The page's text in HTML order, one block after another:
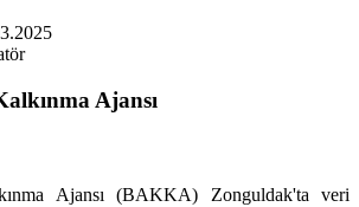
Ajansı
Ajansı (BAKKA) Zonguldak'ta veri